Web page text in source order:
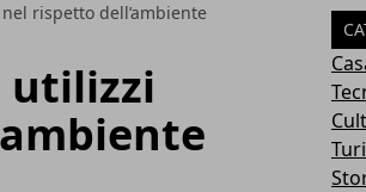
rispetto dell’ambiente
utilizzi